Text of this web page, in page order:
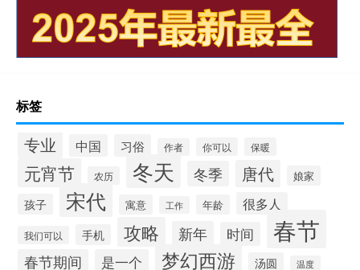
标签
专业 中国 习俗 作者 你可以 保暖
元宵节 农历 冬天 冬季 唐代 娘家
孩子 宋代 寓意 工作 年龄 很多人
我们可以 手机 攻略 新年 时间 春节
春节期间 是一个 梦幻西游 汤圆 温度